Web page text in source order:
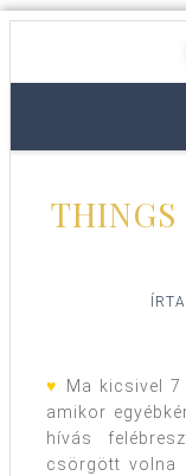
THINGS
♥
Ma kicsivel
amikor
hívás
csörgött volna